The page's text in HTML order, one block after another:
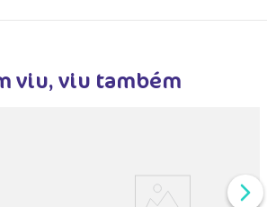
viu, viu também